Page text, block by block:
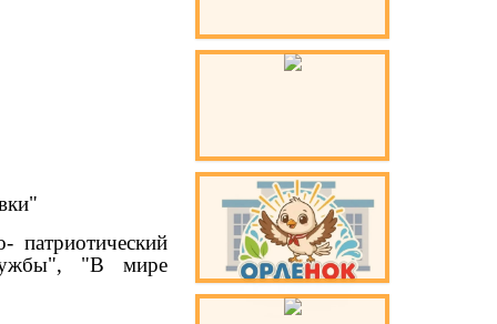
патриотический
"В мире